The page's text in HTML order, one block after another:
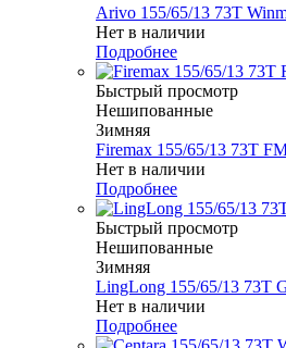
Arivo 155/65/13 73T
Нет в наличии
Подробнее
Быстрый просмотр
Нешипованные
Зимняя
Firemax 155/65/13 73T
Нет в наличии
Подробнее
Быстрый просмотр
Нешипованные
Зимняя
LingLong 155/65/13 73T
Нет в наличии
Подробнее